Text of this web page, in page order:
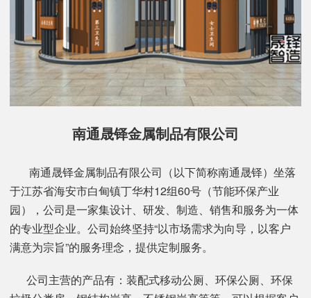
南通晟铎金属制品有限公司
南通晟铎金属制品有限公司（以下简称南通晟铎）坐落
于江苏省海安市白甸镇丁华村12组60号（节能环保产业
园），公司是一家集设计、研发、制造、销售和服务为一体
的专业型企业。公司始终坚持“以市场需求为向导，以客户
满意为宗旨”的服务理念，提供定制服务。
公司主营的产品有：装配式移动公厕、环保公厕、环保